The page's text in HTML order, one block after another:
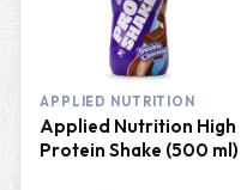
APPLIED NUTRITION
Applied Nutrition High
Protein Shake (500 ml)